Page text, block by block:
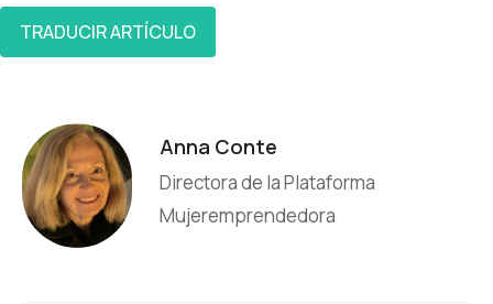
TRADUCIR ARTÍCULO
Anna Conte
Directora de la Plataforma
Mujeremprendedora